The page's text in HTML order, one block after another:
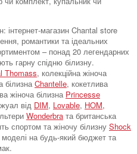
інтернет-магазин Chantal store
романтики та ідеальних
– понад 20 легендарних
гарну спідню білизну.
Thomass, колекційна жіноча
білизна Chantelle, кокетлива
жіноча білизна Princesse
від DIM, Lovable, HOM,
Wonderbra та британська
спортом та жіночу білизну Shock
на будь-який бюджет та